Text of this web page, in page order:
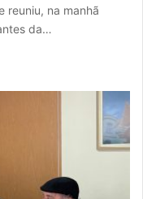
reuniu, na manhã
da…